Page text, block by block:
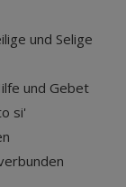
und Selige
und Gebet
si'